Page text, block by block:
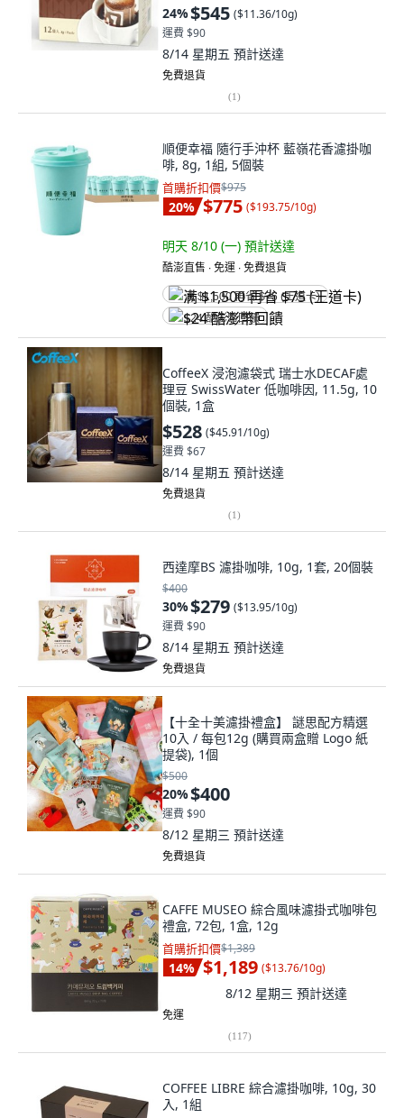
24%$545 ($11.36/10g)
運費 $90
8/14 星期五 預計送達
免費退貨
(1)
順便幸福 隨行手沖杯 藍嶺花香濾掛咖
啡, 8g, 1組, 5個裝
首購折扣價$975
20% $775 ($193.75/10g)
明天 8/10 (一) 預計送達
酷澎直售 ∙ 免運 ∙ 免費退貨
满 $1,500 再省 $75 (王道卡)
$24 酷澎幣回饋
CoffeeX 浸泡濾袋式 瑞士水DECAF處
理豆 SwissWater 低咖啡因, 11.5g, 10
個裝, 1盒
$528 ($45.91/10g)
運費 $67
8/14 星期五 預計送達
免費退貨
(1)
西達摩BS 濾掛咖啡, 10g, 1套, 20個裝
$400
30%$279 ($13.95/10g)
運費 $90
8/14 星期五 預計送達
免費退貨
【十全十美濾掛禮盒】 謎思配方精選
10入 / 每包12g (購買兩盒贈 Logo 紙
提袋), 1個
$500
20%$400
運費 $90
8/12 星期三 預計送達
免費退貨
CAFFE MUSEO 綜合風味濾掛式咖啡包
禮盒, 72包, 1盒, 12g
首購折扣價$1,389
14% $1,189 ($13.76/10g)
8/12 星期三 預計送達
免運
(117)
COFFEE LIBRE 綜合濾掛咖啡, 10g, 30
入, 1組